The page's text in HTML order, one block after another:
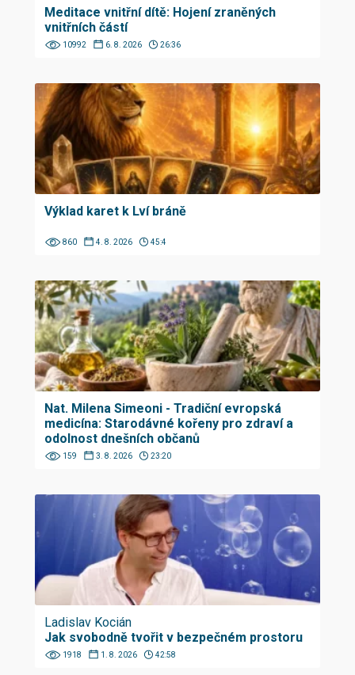
Meditace vnitřní dítě: Hojení zraněných
vnitřních částí
10992 6. 8. 2026 26:36
Výklad karet k Lví bráně
860 4. 8. 2026 45:4
Nat. Milena Simeoni - Tradiční evropská
medicína: Starodávné kořeny pro zdraví a
odolnost dnešních občanů
159 3. 8. 2026 23:20
Ladislav Kocián
Jak svobodně tvořit v bezpečném prostoru
1918 1. 8. 2026 42:58